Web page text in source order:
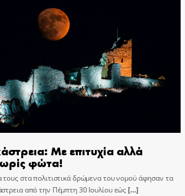
Με επιτυχία αλλά
φώτα!
τους στα πολιτιστικά δρώμενα του νομού άφησαν τα
από την Πέμπτη 30 Ιουλίου εώς[…]